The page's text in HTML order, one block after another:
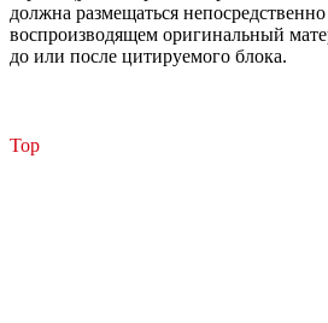
должна размещаться непосредственно
воспроизводящем оригинальный
до или после цитируемого блока.
Top